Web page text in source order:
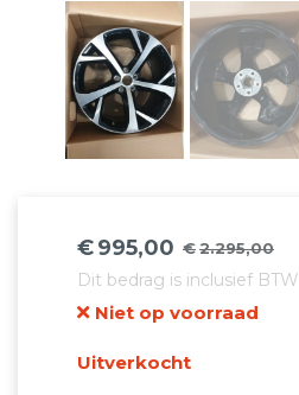
€2.295,00
Oorspronkelijke
prijs
was:
€2.295,00.
€995,00
Huidige
prijs
is:
€995,00.
Dit bedrag is inclusief BTW
Niet op voorraad
Uitverkocht